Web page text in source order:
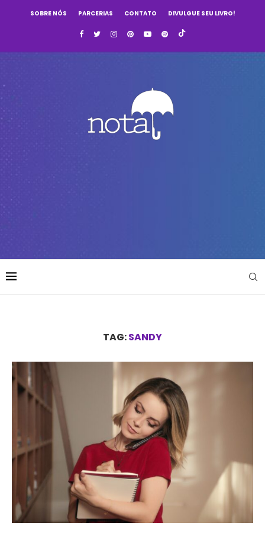
SOBRE NÓS PARCERIAS CONTATO DIVULGUE SEU LIVRO!
TAG:SANDY